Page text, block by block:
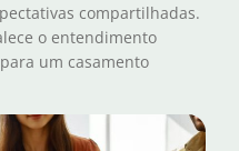
compartilhadas.
o entendimento
um casamento